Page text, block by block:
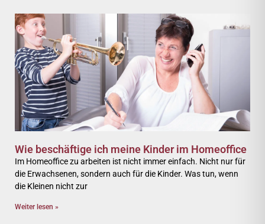
Wie beschäftige ich meine Kinder im Homeoffice
Im Homeoffice zu arbeiten ist nicht immer einfach. Nicht nur für
die Erwachsenen, sondern auch für die Kinder. Was tun, wenn
die Kleinen nicht zur
Weiter lesen »